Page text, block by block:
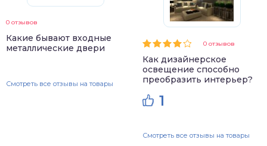
0 отзывов
Какие бывают входные
металлические двери
Смотреть все отзывы на товары
0 отзывов
Как дизайнерское
освещение способно
преобразить интерьер?
1
Смотреть все отзывы на товары